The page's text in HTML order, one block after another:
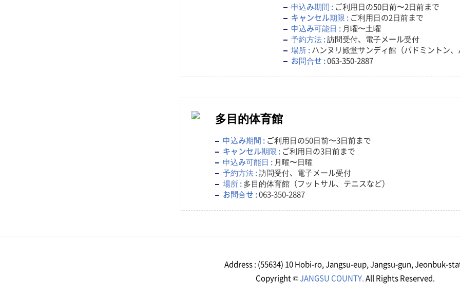
申込み期間 :ご利用日の50日前〜2日前まで
キャンセル期限 : ご利用日の2日前まで
申込み可能日 :月曜〜土曜
予約方法 :訪問受付、電子メール受付
場所 :ハンヌリ殿堂サンディ館（バドミントン
お問合せ :063-350-2887
多目的体育館
申込み期間 :ご利用日の50日前〜3日前まで
キャンセル期限 :ご利用日の3日前まで
申込み可能日 :月曜〜日曜
予約方法 :訪問受付、電子メール受付
場所 :多目的体育館（フットサル、テニスなど）
お問合せ :063-350-2887
Address : (55634) 10 Hobi-ro, Jangsu-eup, Jangsu-gun, Jeonbuk-
Copyright ©JANGSU COUNTY.All Rights Reserved.